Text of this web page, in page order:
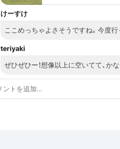
はレストランやカフェも色
けーすけ
ここめっちゃよさそうですね。今度行
teriyaki
ぜひぜひー！想像以上に空いてて、か